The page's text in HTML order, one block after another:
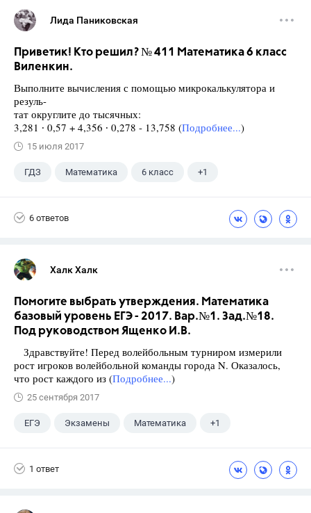
Лида Паниковская
Приветик! Кто решил? № 411 Математика 6 класс
Виленкин.
Выполните вычисления с помощью микрокалькулятора и
резуль-
тат округлите до тысячных:
3,281 ∙ 0,57 + 4,356 ∙ 0,278 - 13,758 (Подробнее...)
15 июля 2017
ГДЗ Математика 6 класс +1
6 ответов
Халк Халк
Помогите выбрать утверждения. Математика
базовый уровень ЕГЭ - 2017. Вар.№1. Зад.№18.
Под руководством Ященко И.В.
Здравствуйте! Перед волейбольным турниром измерили
рост игроков волейбольной команды города N. Оказалось,
что рост каждого из (Подробнее...)
25 сентября 2017
ЕГЭ Экзамены Математика +1
1 ответ